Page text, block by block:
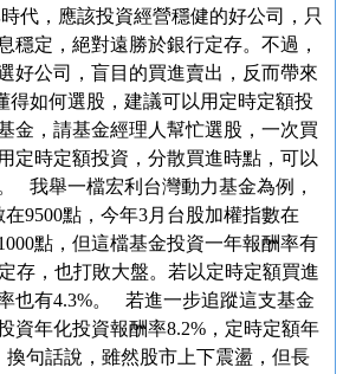
代，應該投資經營穩健的好公司，只
穩定，絕對遠勝於銀行定存。不過，
好公司，盲目的買進賣出，反而帶來
如何選股，建議可以用定時定額投
金，請基金經理人幫忙選股，一次買
定時定額投資，分散買進時點，可以
我舉一檔宏利台灣動力基金為例，
9500點，今年3月台股加權指數在
點，但這檔基金投資一年報酬率有
存，也打敗大盤。若以定時定額買進
也有4.3%。 若進一步追蹤這支基金
資年化投資報酬率8.2%，定時定額年
換句話說，雖然股市上下震盪，但長